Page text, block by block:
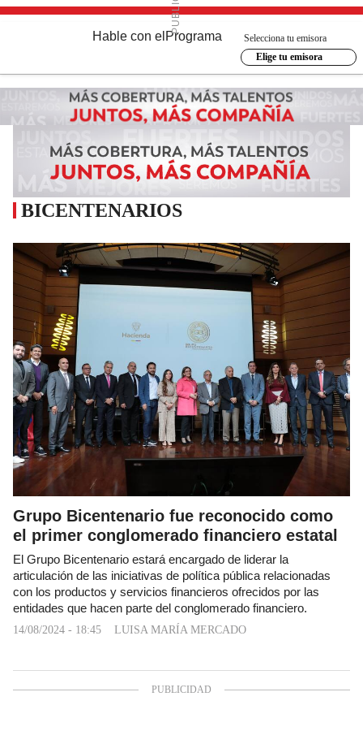
Hable con el Programa
Selecciona tu emisora
Elige tu emisora
BICENTENARIOS
Grupo Bicentenario fue reconocido como
el primer conglomerado financiero estatal
El Grupo Bicentenario estará encargado de liderar la
articulación de las iniciativas de política pública relacionadas
con los productos y servicios financieros ofrecidos por las
entidades que hacen parte del conglomerado financiero.
14/08/2024 - 18:45 LUISA MARÍA MERCADO